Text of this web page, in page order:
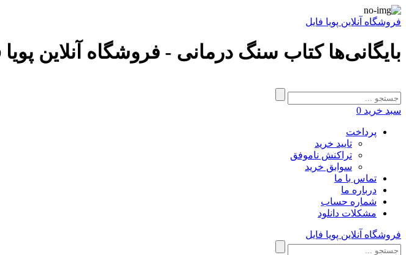
فروشگاه آنلاین پویا فایل
بایگانی‌ها کتاب سنگ درمانی - فروشگاه آنلاین پویا
سبد خرید 0
پرداخت
تایید خرید
تراکنش ناموفق
سوابق خرید
تماس با ما
درباره ما
شماره حساب
مشکلات دانلود
فروشگاه آنلاین پویا فایل